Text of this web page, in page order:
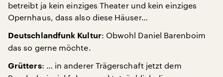
betreibt ja kein einziges Theater und kein einziges
Opernhaus, dass also diese Häuser…
Deutschlandfunk Kultur: Obwohl Daniel Barenboim
das so gerne möchte.
Grütters: … in anderer Trägerschaft jetzt dem